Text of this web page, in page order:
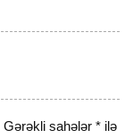
Gərəkli sahələr* ilə